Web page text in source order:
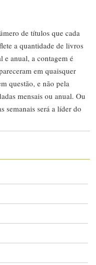
de títulos que cada
a quantidade de livros
e anual, a contagem é
em quaisquer
questão, e não pela
mensais ou anual. Ou
semanais será a líder do